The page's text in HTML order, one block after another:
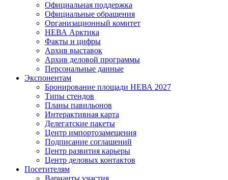
Официальная поддержка
Официальные обращения
Организационный комитет
НЕВА Арктика
Факты и цифры
Архив выставок
Архив деловой программы
Персональные данные
Экспонентам
Бронирование площади НЕВА 2027
Типы стендов
Планы павильонов
Интерактивная карта
Делегатские пакеты
Центр импортозамещения
Подписание соглашений
Центр развития карьеры
Центр деловых контактов
Посетителям
Варианты участия